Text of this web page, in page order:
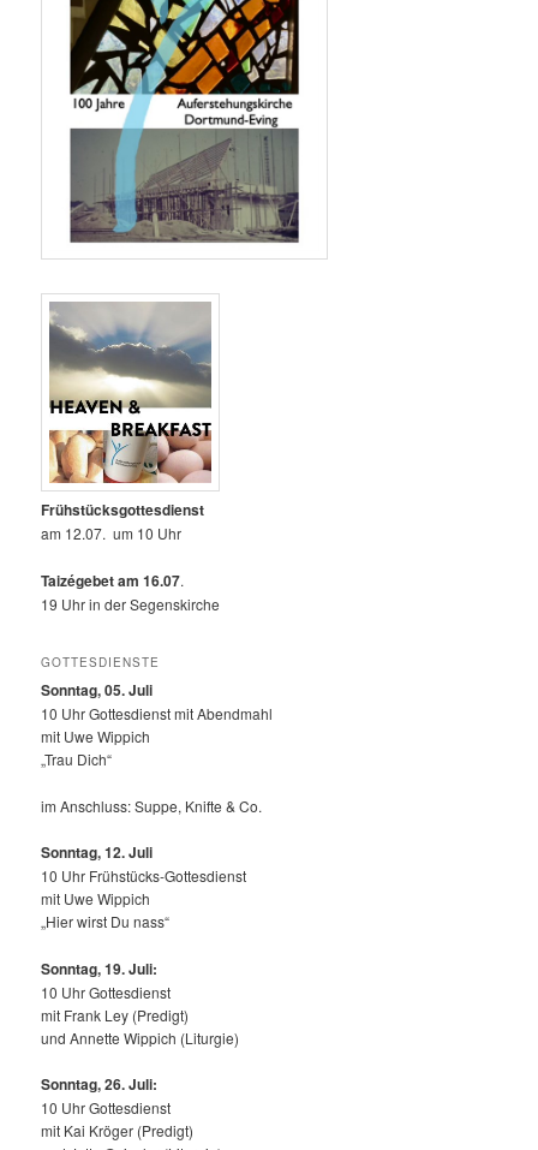
Frühstücksgottesdienst
am 12.07. um 10 Uhr
Taizégebet am 16.07.
19 Uhr in der Segenskirche
GOTTESDIENSTE
Sonntag, 05. Juli
10 Uhr Gottesdienst mit Abendmahl
mit Uwe Wippich
„Trau Dich“
im Anschluss: Suppe, Knifte & Co.
Sonntag, 12.Juli
10 Uhr Frühstücks-Gottesdienst
mit Uwe Wippich
„Hier wirst Du nass“
Sonntag, 19. Juli:
10 Uhr Gottesdienst
mit Frank Ley (Predigt)
und Annette Wippich (Liturgie)
Sonntag, 26. Juli:
10 Uhr Gottesdienst
mit Kai Kröger (Predigt)